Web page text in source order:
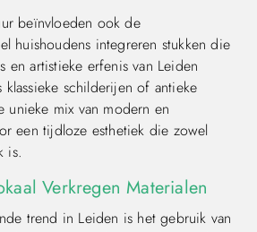
beïnvloeden ook de
huishoudens integreren stukken die
en artistieke erfenis van Leiden
klassieke schilderijen of antieke
unieke mix van modern en
een tijdloze esthetiek die zowel
is.
Verkregen Materialen
trend in Leiden is het gebruik van